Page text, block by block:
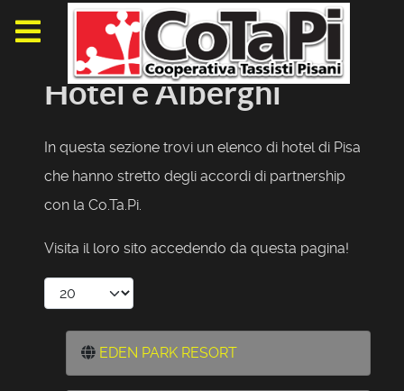
Hotel e Alberghi
In questa sezione trovi un elenco di hotel di Pisa
che hanno stretto degli accordi di partnership
con la Co.Ta.Pi.
Visita il loro sito accedendo da questa pagina!
Display #
EDEN PARK RESORT